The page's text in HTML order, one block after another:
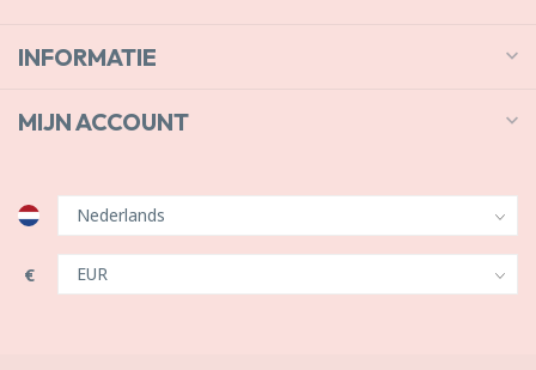
INFORMATIE
MIJN ACCOUNT
€